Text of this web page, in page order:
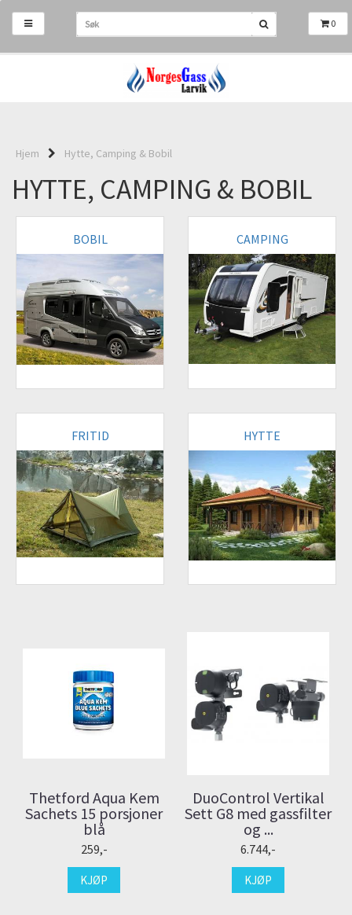
0
Hjem Hytte, Camping & Bobil
HYTTE, CAMPING & BOBIL
BOBIL CAMPING
FRITID HYTTE
Thetford Aqua Kem
Sachets 15 porsjoner
blå
259,-
KJØP
DuoControl Vertikal
Sett G8 med gassfilter
og ...
6.744,-
KJØP